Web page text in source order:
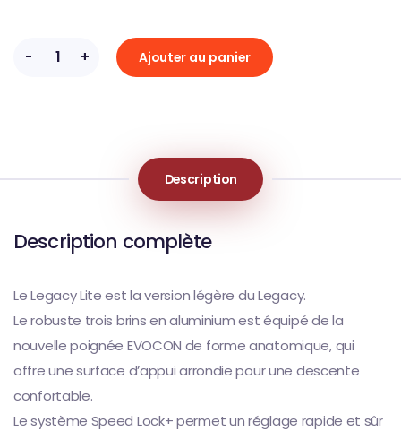
+
- Ajouter au panier
Description
Description complète
Le Legacy Lite est la version légère du Legacy.
Le robuste trois brins en aluminium est équipé de la
nouvelle poignée EVOCON de forme anatomique, qui
offre une surface d’appui arrondie pour une descente
confortable.
Le système Speed Lock+ permet un réglage rapide et sûr